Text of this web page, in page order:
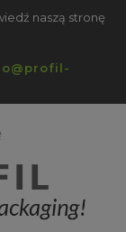
naszą stronę